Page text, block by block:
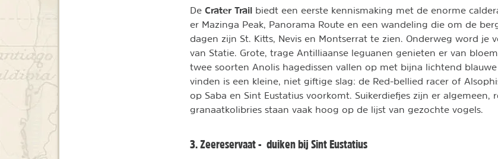
De Crater Trail biedt een eerste kennismaking met de enorme
er Mazinga Peak, Panorama Route en een wandeling die om de
dagen zijn St. Kitts, Nevis en Montserrat te zien. Onderweg word je
van Statie. Grote, trage Antilliaanse leguanen genieten er van
twee soorten Anolis hagedissen vallen op met bijna lichtend
vinden is een kleine, niet giftige slag: de Red-bellied racer of
op Saba en Sint Eustatius voorkomt. Suikerdiefjes zijn er algemeen,
granaatkolibries staan vaak hoog op de lijst van gezochte vogels.
3. Zeereservaat - duiken bij Sint Eustatius